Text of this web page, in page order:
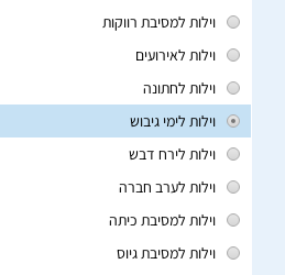
וילות למסיבת רווקות
וילות לאירועים
וילות לחתונה
וילות לימי גיבוש
וילות לירח דבש
וילות לערב חברה
וילות למסיבת כיתה
וילות למסיבת גיוס